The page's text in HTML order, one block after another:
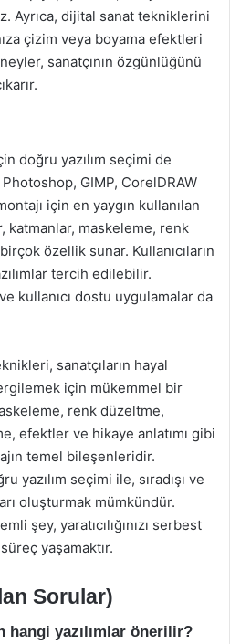
Ayrıca, dijital sanat tekniklerini
çizim veya boyama efektleri
sanatçının özgünlüğünü
doğru yazılım seçimi de
GIMP, CorelDRAW
için en yaygın kullanılan
katmanlar, maskeleme, renk
özellik sunar. Kullanıcıların
tercih edilebilir.
kullanıcı dostu uygulamalar da
sanatçıların hayal
için mükemmel bir
renk düzeltme,
efektler ve hikaye anlatımı gibi
temel bileşenleridir.
yazılım seçimi ile, sıradışı ve
oluşturmak mümkündür.
şey, yaratıcılığınızı serbest
yaşamaktır.
Sorular)
hangi yazılımlar önerilir?